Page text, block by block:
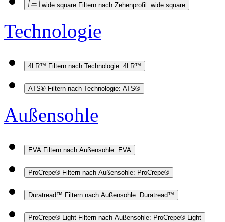
wide square Filtern nach Zehenprofil: wide square
Technologie
4LR™ Filtern nach Technologie: 4LR™
ATS® Filtern nach Technologie: ATS®
Außensohle
EVA Filtern nach Außensohle: EVA
ProCrepe® Filtern nach Außensohle: ProCrepe®
Duratread™ Filtern nach Außensohle: Duratread™
ProCrepe® Light Filtern nach Außensohle: ProCrepe® Light